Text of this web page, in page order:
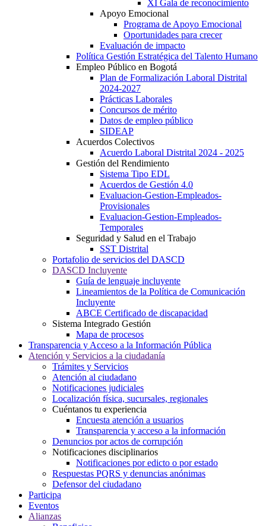
XI Gala de reconocimiento
Apoyo Emocional
Programa de Apoyo Emocional
Oportunidades para crecer
Evaluación de impacto
Política Gestión Estratégica del Talento Humano
Empleo Público en Bogotá
Plan de Formalización Laboral Distrital
2024-2027
Prácticas Laborales
Concursos de mérito
Datos de empleo público
SIDEAP
Acuerdos Colectivos
Acuerdo Laboral Distrital 2024 - 2025
Gestión del Rendimiento
Sistema Tipo EDL
Acuerdos de Gestión 4.0
Evaluacion-Gestion-Empleados-
Provisionales
Evaluacion-Gestion-Empleados-
Temporales
Seguridad y Salud en el Trabajo
SST Distrital
Portafolio de servicios del DASCD
DASCD Incluyente
Guía de lenguaje incluyente
Lineamientos de la Política de Comunicación
Incluyente
ABCE Certificado de discapacidad
Sistema Integrado Gestión
Mapa de procesos
Transparencia y Acceso a la Información Pública
Atención y Servicios a la ciudadanía
Trámites y Servicios
Atención al ciudadano
Notificaciones judiciales
Localización física, sucursales, regionales
Cuéntanos tu experiencia
Encuesta atención a usuarios
Transparencia y acceso a la información
Denuncios por actos de corrupción
Notificaciones disciplinarios
Notificaciones por edicto o por estado
Respuestas PQRS y denuncias anónimas
Defensor del ciudadano
Participa
Eventos
Alianzas